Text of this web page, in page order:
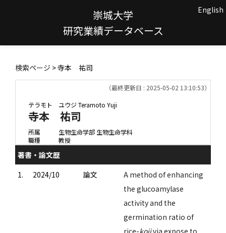
崇城大学
研究業績データベース
English
検索ページ > 寺本 祐司
（最終更新日 : 2025-05-02 13:10:53）
テラモト ユウジ Teramoto Yuji
寺本 祐司
所属
生物生命学部 生物生命学科
職種
教授
著書・論文歴
1.
2024/10 論文
A method of enhancing
the glucoamylase
activity and the
germination ratio of
rice-kojivia expose to